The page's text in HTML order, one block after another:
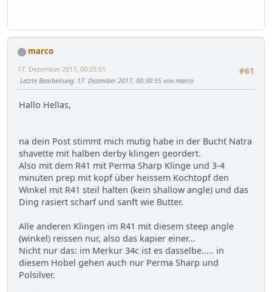
marco
#61
17. Dezember 2017, 00:25:51
Letzte Bearbeitung: 17. Dezember 2017, 00:30:55 von marco
Hallo Hellas,
na dein Post stimmt mich mutig habe in der Bucht Natra
shavette mit halben derby klingen geordert.
Also mit dem R41 mit Perma Sharp Klinge und 3-4
minuten prep mit kopf über heissem Kochtopf den
Winkel mit R41 steil halten (kein shallow angle) und das
Ding rasiert scharf und sanft wie Butter.
Alle anderen Klingen im R41 mit diesem steep angle
(winkel) reissen nur, also das kapier einer...
Nicht nur das: im Merkur 34c ist es dasselbe..... in
diesem Hobel gehen auch nur Perma Sharp und
Polsilver.